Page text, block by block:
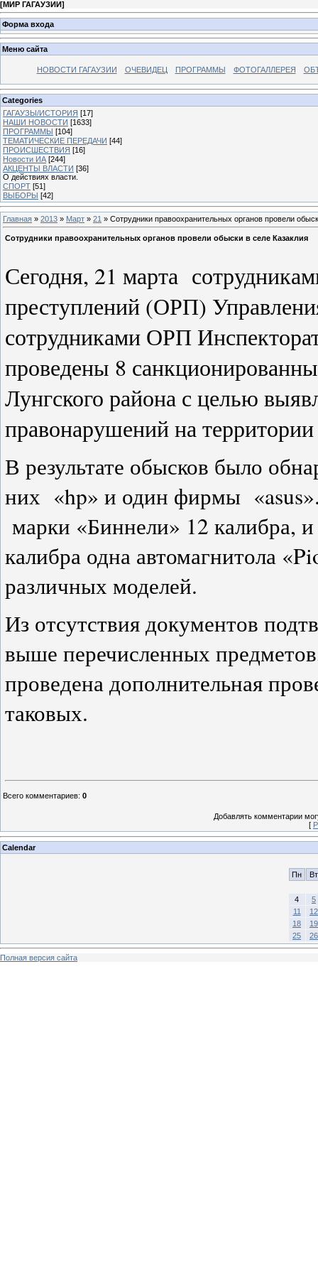
[МИР ГАГАУЗИИ]
Форма входа
Меню сайта
НОВОСТИ ГАГАУЗИИ ОЧЕВИДЕЦ ПРОГРАММЫ ФОТОГАЛЛЕРЕЯ
Categories
ГАГАУЗЫ/ИСТОРИЯ [17]
НАШИ НОВОСТИ [1633]
ПРОГРАММЫ [104]
ТЕМАТИЧЕСКИЕ ПЕРЕДАЧИ [44]
ПРОИСШЕСТВИЯ [16]
Новости ИА [244]
АКЦЕНТЫ ВЛАСТИ [36]
О действиях власти.
СПОРТ [51]
ВЫБОРЫ [42]
Главная » 2013 » Март » 21 » Сотрудники правоохранительных органов провели
Сотрудники правоохранительных органов провели обыски в селе Казаклия
Сегодня, 21 марта
преступлений (ОРП)
сотрудниками ОРП
проведены 8
Лунгского района с целью
правонарушений на
В результате обысков было
них «hp» и один фирмы
марки «Биннели» 12 калибра,
калибра одна автомагнитола
различных моделей.
Из отсутствия документов
выше перечисленных
проведена дополнительная
таковых.
Всего комментариев: 0
Добавлять комментарии
[
Calendar
Пн Вт
4
5
11
12
18
19
25
26
Полная версия сайта